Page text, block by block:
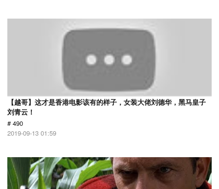
【越哥】这才是香港电影该有的样子，女装大佬刘德华，黑马皇子
刘青云！
# 490
2019-09-13 01:59